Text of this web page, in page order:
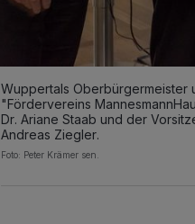
Wuppertals Oberbürgermeister
"Fördervereins
Dr. Ariane Staab und der
Andreas Ziegler.
Foto: Peter Krämer sen.